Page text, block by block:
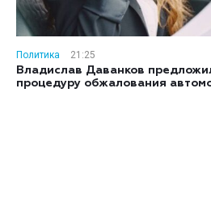
Политика
21:25
Владислав Даванков
процедуру обжалования